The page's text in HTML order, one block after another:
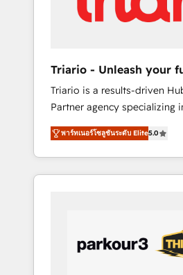
and finding solutions that fit
business needs. We are
HubSpot “Our experience with the team at
Blue Frog has been nothing
extraordinary. Their years of
quality of skilled staff has
trusted reputation within the
ecosystem as a reliable
delivering remarkable
Triario - Unleash your
potential
Triario is a results-driven
Partner agency specializing
implementations &
Operations, Custom
agents and AI-ready Website
over 15 years of experience,
through smart automation,
tailored HubSpot solutions. Our clients
choose us because we
พาร์ทเนอร์โซลูชันระดับ Elite5.0